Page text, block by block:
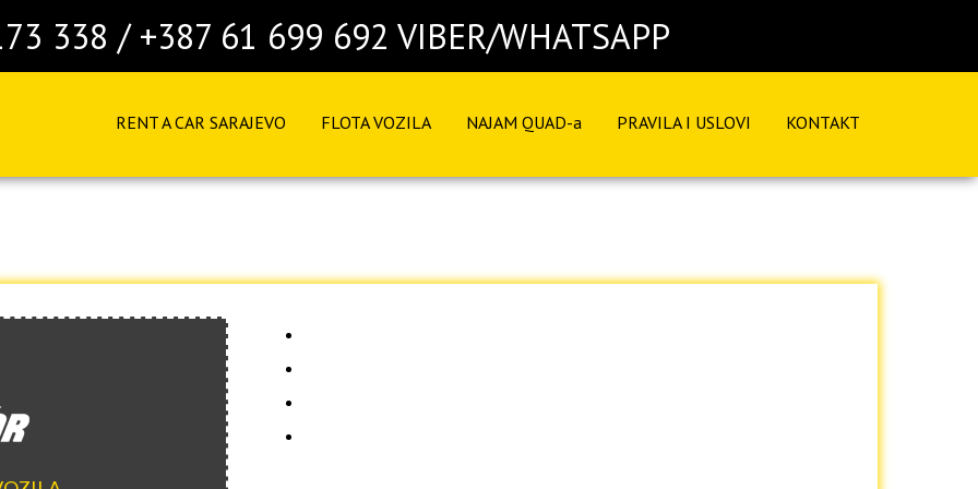
338 / +387 61 699 692 VIBER/WHATSAPP
RENT A CAR SARAJEVO FLOTA VOZILA NAJAM QUAD-a PRAVILA I USLOVI KONTAKT